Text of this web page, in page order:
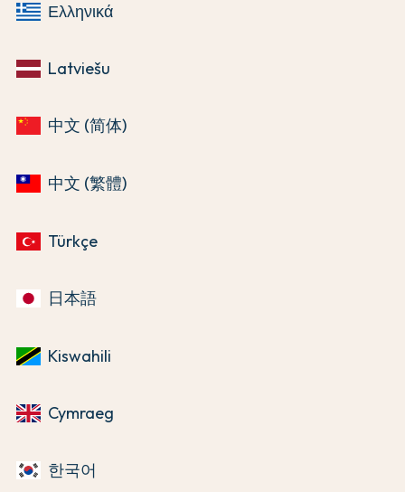
Ελληνικά
Latviešu
中文 (简体)
中文 (繁體)
Türkçe
日本語
Kiswahili
Cymraeg
한국어